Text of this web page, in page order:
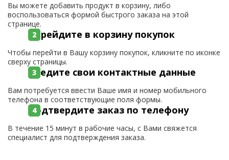
Вы можете добавить продукт в корзину, либо
воспользоваться формой быстрого заказа на этой
странице.
Перейдите в корзину покупок
Чтобы перейти в Вашу корзину покупок, кликните по иконке
сверху страницы.
Введите свои контактные данные
Вам потребуется ввести Ваше имя и номер мобильного
телефона в соответствующие поля формы.
Подтвердите заказ по телефону
В течение 15 минут в рабочие часы, с Вами свяжется
специалист для подтверждения заказа.